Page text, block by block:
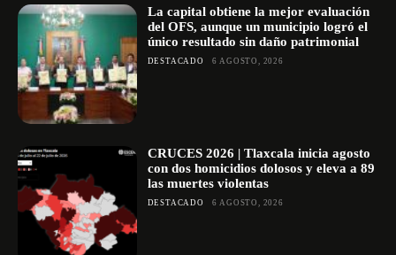
La capital obtiene la mejor evaluación
del OFS, aunque un municipio logró el
único resultado sin daño patrimonial
DESTACADO 6 AGOSTO, 2026
CRUCES 2026 | Tlaxcala inicia agosto
con dos homicidios dolosos y eleva a 89
las muertes violentas
DESTACADO 6 AGOSTO, 2026